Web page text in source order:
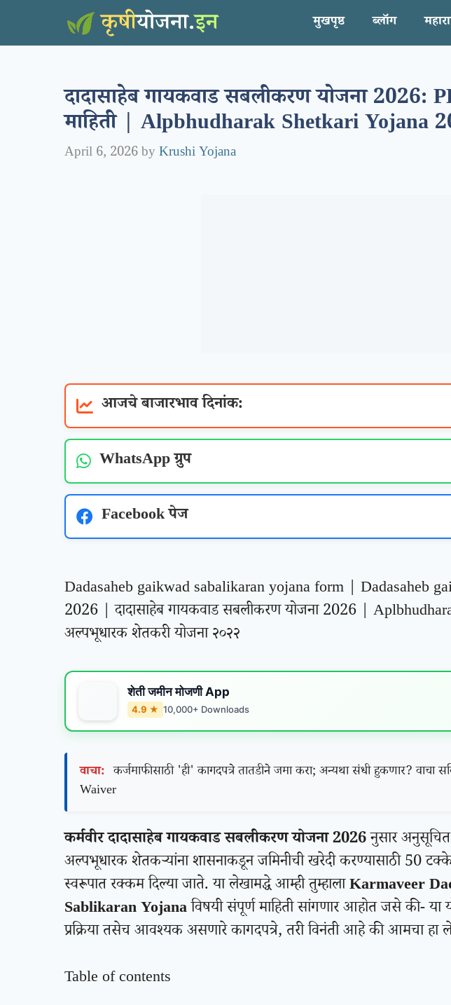
मुखपृष्ठ ब्लॉग
दादासाहेब गायकवाड सबलीकरण योजना 2026:
माहिती | Alpbhudharak Shetkari Yojana
April 6, 2026byKrushi Yojana
आजचे बाजारभाव दिनांक:
WhatsApp ग्रुप
Facebook पेज
Dadasaheb gaikwad sabalikaran yojana form | Dadasaheb
2026 | दादासाहेब गायकवाड सबलीकरण योजना 2026 |
अल्पभूधारक शेतकरी योजना २०२२
शेती जमीन मोजणी App
4.9 ★ 10,000+ Downloads
वाचा: कर्जमाफीसाठी 'ही' कागदपत्रे तातडीने जमा करा; अन्यथा संधी हुकणार?
Waiver
कर्मवीर दादासाहेब गायकवाड सबलीकरण योजना 2026नुसार अनुसूचित
अल्पभूधारक शेतकऱ्यांना शासनाकडून जमिनीची खरेदी करण्यासाठी 50
स्वरूपात रक्कम दिल्या जाते. या लेखामद्धे आम्ही तुम्हालाKarmaveer
Sablikaran Yojanaविषयी संपूर्ण माहिती सांगणार आहोत जसे की- या
प्रक्रिया तसेच आवश्यक असणारे कागदपत्रे, तरी विनंती आहे की आमचा हा
Table of contents